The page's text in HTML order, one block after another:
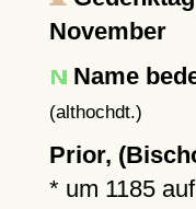
November
Name
(althochdt.)
Prior,
* um 1185